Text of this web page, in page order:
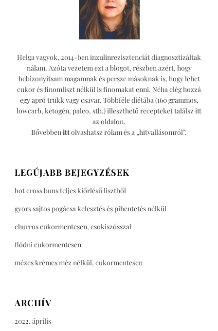
Helga vagyok, 2014-ben inzulinrezisztenciát diagnosztizáltak
nálam. Azóta vezetem ezt a blogot, részben azért, hogy
bebizonyítsam magamnak és persze másoknak is, hogy lehet
cukor és finomliszt nélkül is finomakat enni. Néha elég hozzá
egy apró trükk vagy csavar. Többféle diétába (160 grammos,
lowcarb, ketogén, paleo, stb.) illeszthető recepteket találsz itt
az oldalon.
Bővebben ittolvashatsz rólam és a „hitvallásomról”.
LEGÚJABB BEJEGYZÉSEK
hot cross buns teljes kiőrlésű lisztből
gyors sajtos pogácsa kelesztés és pihentetés nélkül
churros cukormentesen, csokiszósszal
flódni cukormentesen
mézes krémes méz nélkül, cukormentesen
ARCHÍV
2022. április